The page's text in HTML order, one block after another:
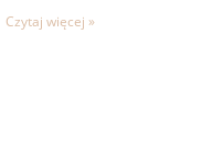
Czytaj więcej »